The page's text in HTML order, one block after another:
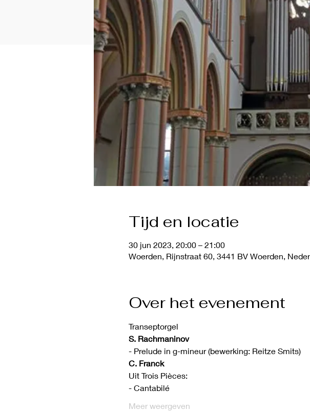
Tijd en locatie
30 jun 2023, 20:00 – 21:00
Woerden, Rijnstraat 60, 3441 BV Woerden,
Over het evenement
Transeptorgel
S. Rachmaninov
- Prelude in g-mineur (bewerking: Reitze Smits)
C. Franck
Uit Trois Pièces:
- Cantabilé
Meer weergeven